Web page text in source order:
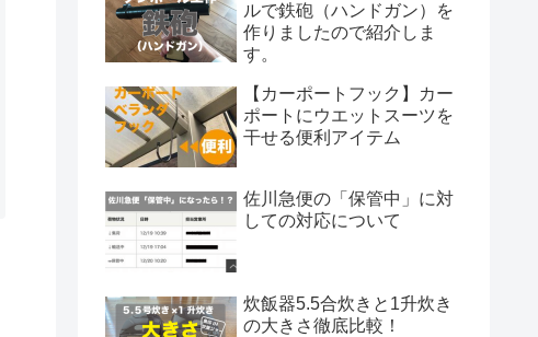
ルで鉄砲（ハンドガン）を
作りましたので紹介しま
す。
【カーポートフック】カー
ポートにウエットスーツを
干せる便利アイテム
佐川急便の「保管中」に対
しての対応について
炊飯器5.5合炊きと1升炊き
の大きさ徹底比較！